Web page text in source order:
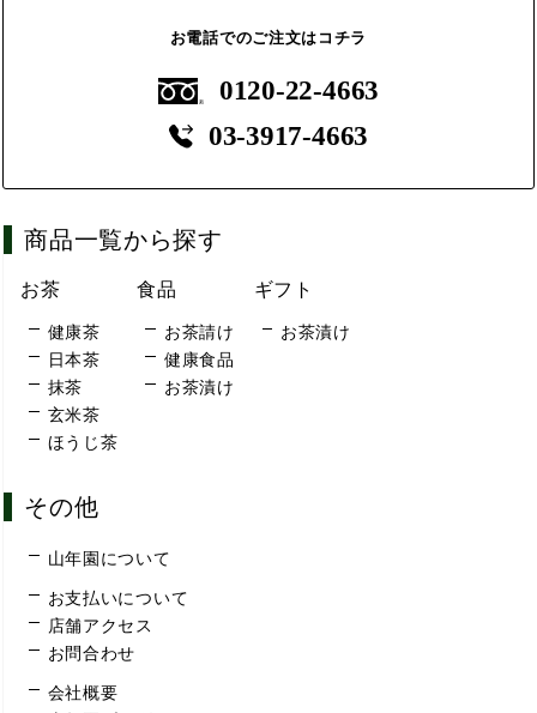
お電話でのご注文はコチラ
0120-22-4663
03-3917-4663
商品一覧から探す
お茶
健康茶
日本茶
抹茶
玄米茶
ほうじ茶
食品
お茶請け
健康食品
お茶漬け
ギフト
お茶漬け
その他
山年園について
お支払いについて
店舗アクセス
お問合わせ
会社概要